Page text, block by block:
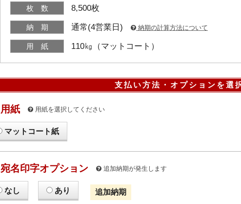
枚 数 8,500枚
納 期 通常(4営業日) 納期の計算方法について
用 紙 110㎏（マットコート）
支払い方法・オプションを選
用紙 用紙を選択してください
マットコート紙
宛名印字オプション 追加納期が発生します
なし あり 追加納期